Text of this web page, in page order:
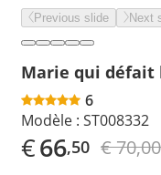
Previous slide Next
Marie qui défait
6
Modèle : ST008332
€66,50 € 70,00